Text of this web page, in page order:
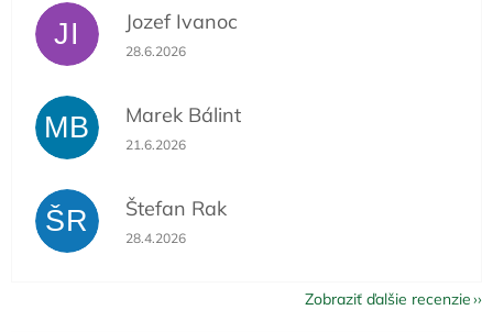
JI Jozef Ivanoc
Hodnotenie obchodu je 5 z 5 hviezdičiek.
28.6.2026
MB Marek Bálint
Hodnotenie obchodu je 5 z 5 hviezdičiek.
21.6.2026
ŠR Štefan Rak
Hodnotenie obchodu je 5 z 5 hviezdičiek.
28.4.2026
Zobraziť ďalšie recenzie